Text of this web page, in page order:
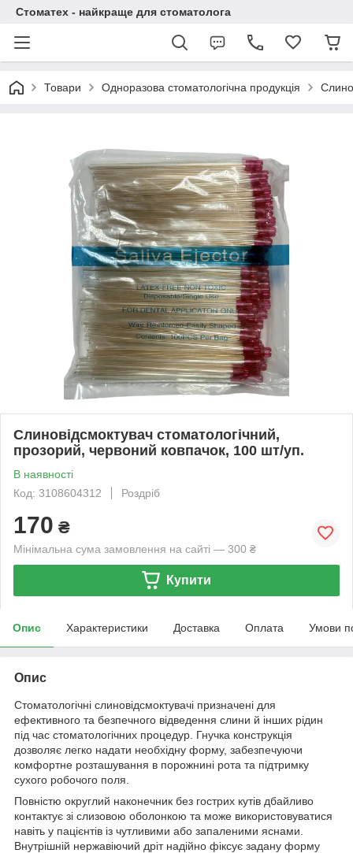
Стоматех - найкраще для стоматолога
Товари Одноразова стоматологічна продукція
Слиновідсмоктувач стоматологічний,
прозорий, червоний ковпачок, 100 шт/уп.
В наявності
Код: 3108604312
Роздріб
170 ₴
Мінімальна сума замовлення на сайті — 300 ₴
Купити
Опис Характеристики Доставка Оплата Умови
Опис
Стоматологічні слиновідсмоктувачі призначені для
ефективного та безпечного відведення слини й інших рідин
під час стоматологічних процедур. Гнучка конструкція
дозволяє легко надати необхідну форму, забезпечуючи
комфортне розташування в порожнині рота та підтримку
сухого робочого поля.
Повністю округлий наконечник без гострих кутів дбайливо
контактує зі слизовою оболонкою та може використовуватися
навіть у пацієнтів із чутливими або запаленими яснами.
Внутрішній нержавіючий дріт надійно фіксує задану форму